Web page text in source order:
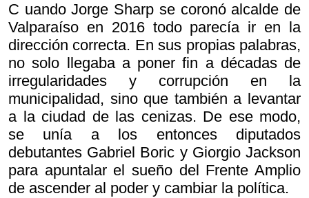
C uando Jorge Sharp se coronó alcalde de
Valparaíso en 2016 todo parecía ir en la
dirección correcta. En sus propias palabras,
no solo llegaba a poner fin a décadas de
irregularidades y corrupción en la
municipalidad, sino que también a levantar
a la ciudad de las cenizas. De ese modo,
se unía a los entonces diputados
debutantes Gabriel Boric y Giorgio Jackson
para apuntalar el sueño del Frente Amplio
de ascender al poder y cambiar la política.